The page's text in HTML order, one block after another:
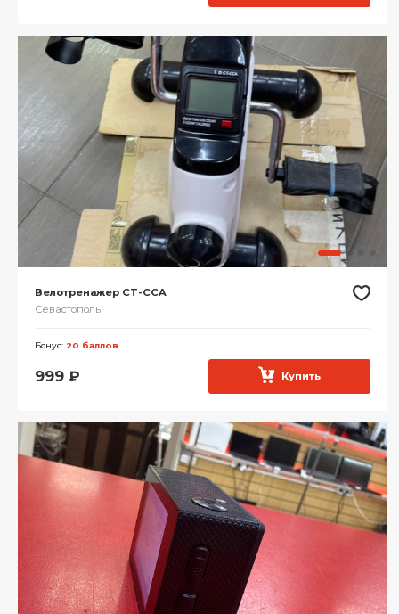
Велотренажер CT-CCA
Севастополь
Бонус: 20 баллов
999 ₽ Купить